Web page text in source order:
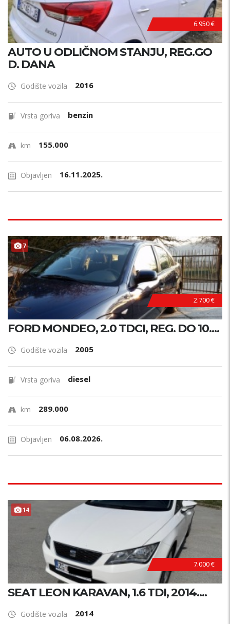
6.950 €
AUTO U ODLIČNOM STANJU, REG.GO
D. DANA
Godište vozila 2016
Vrsta goriva benzin
km 155.000
Objavljen 16.11.2025.
7
2.700 €
FORD MONDEO, 2.0 TDCI, REG. DO 10....
Godište vozila 2005
Vrsta goriva diesel
km 289.000
Objavljen 06.08.2026.
14
7.000 €
SEAT LEON KARAVAN, 1.6 TDI, 2014....
Godište vozila 2014